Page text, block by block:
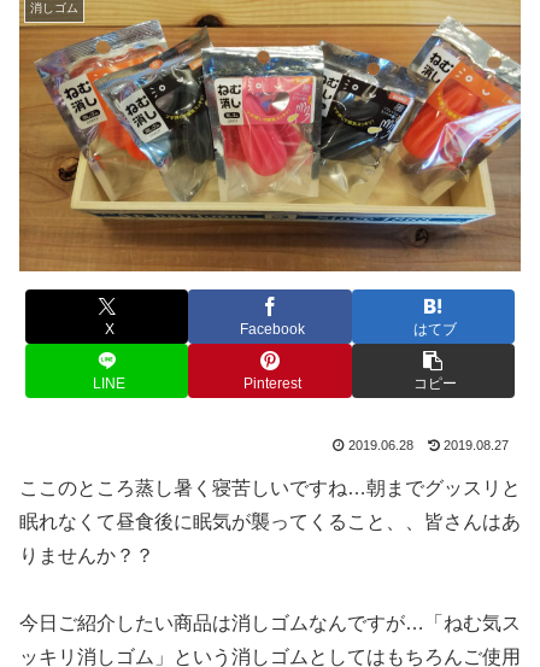
消しゴム
X Facebook はてブ
LINE Pinterest コピー
2019.06.28 2019.08.27
ここのところ蒸し暑く寝苦しいですね…朝までグッスリと
眠れなくて昼食後に眠気が襲ってくること、、皆さんはあ
りませんか？？
今日ご紹介したい商品は消しゴムなんですが…「ねむ気ス
ッキリ消しゴム」という消しゴムとしてはもちろんご使用